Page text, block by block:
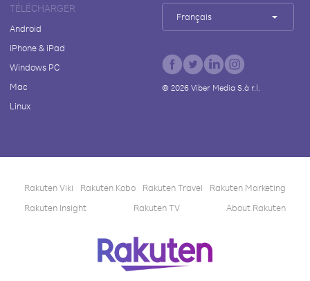
TÉLÉCHARGER
Android
iPhone & iPad
Windows PC
Mac
Linux
Français
© 2026Viber Media S.à r.l.
Rakuten Viki Rakuten Kobo Rakuten Travel
Rakuten Marketing
Rakuten Insight
Rakuten TV About Rakuten